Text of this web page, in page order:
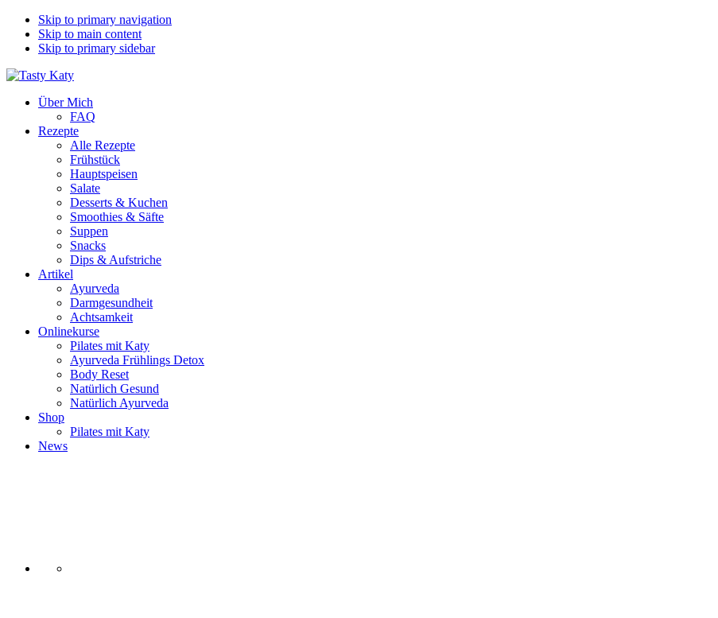
Skip to primary navigation
Skip to main content
Skip to primary sidebar
Über Mich
FAQ
Rezepte
Alle Rezepte
Frühstück
Hauptspeisen
Salate
Desserts & Kuchen
Smoothies & Säfte
Suppen
Snacks
Dips & Aufstriche
Artikel
Ayurveda
Darmgesundheit
Achtsamkeit
Onlinekurse
Pilates mit Katy
Ayurveda Frühlings Detox
Body Reset
Natürlich Gesund
Natürlich Ayurveda
Shop
Pilates mit Katy
News